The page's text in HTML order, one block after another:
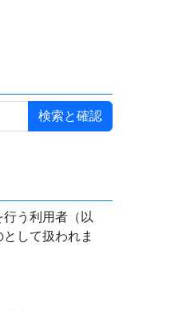
う利用者（以
して扱われま